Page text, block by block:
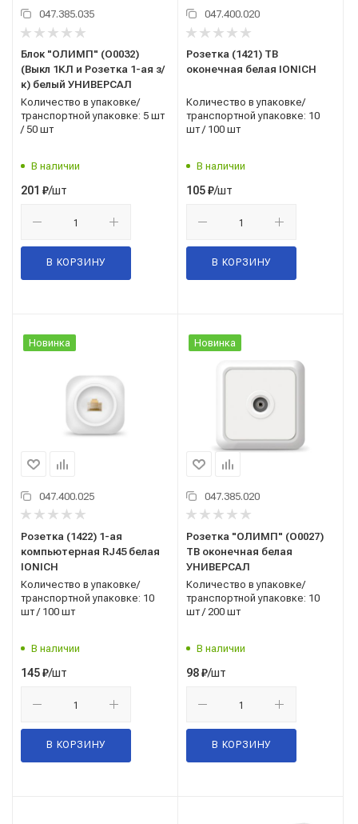
047.385.035
Блок "ОЛИМП" (O0032)
(Выкл 1КЛ и Розетка 1-ая з/
к) белый УНИВЕРСАЛ
Количество в упаковке/
транспортной упаковке: 5 шт
/ 50 шт
В наличии
201 ₽/шт
В КОРЗИНУ
047.400.020
Розетка (1421) ТВ
оконечная белая IONICH
Количество в упаковке/
транспортной упаковке: 10
шт / 100 шт
В наличии
105₽/шт
В КОРЗИНУ
Новинка
047.400.025
Розетка (1422) 1-ая
компьютерная RJ45 белая
IONICH
Количество в упаковке/
транспортной упаковке: 10
шт / 100 шт
В наличии
145₽/шт
В КОРЗИНУ
Новинка
047.385.020
Розетка "ОЛИМП" (О0027)
ТВ оконечная белая
УНИВЕРСАЛ
Количество в упаковке/
транспортной упаковке: 10
шт / 200 шт
В наличии
98₽/шт
В КОРЗИНУ